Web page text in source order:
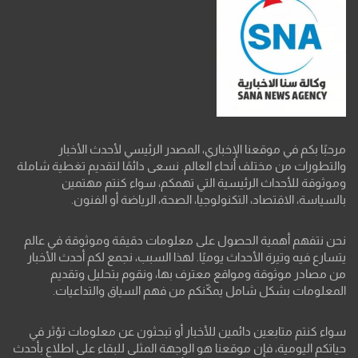
مرحبًا بكم في موقعنا الإخباري، المصدر الرئيسي لأحدث الأخبار
والتطورات من مختلف أنحاء العالم. نسعى دائمًا لتقديم تغطية شاملة
وموثوقة للأحداث الرئيسية التي تهمكم، سواء كنتم مهتمين
بالسياسة، الاقتصاد، التكنولوجيا، الصحة، الرياضة أو الفنون.
نحن نتفهم أهمية الحصول على معلومات دقيقة وموثوقة في عالم
يتسارع فيه وتيرة الأحداث يوميًا. لهذا السبب، نجمع لكم أحدث الأخبار
من مصادر موثوقة ومواقع معترف بها، ونقوم بتحليل وتقديم
المعلومات بشكل شامل يمكّنكم من فهم السياق والتداعيات.
سواء كنتم متابعين دائمين للأخبار أو تبحثون عن معلومات تؤثر في
حياتكم اليومية، فإن موقعنا هو الوجهة المثلى للبقاء على اطلاع بأحدث